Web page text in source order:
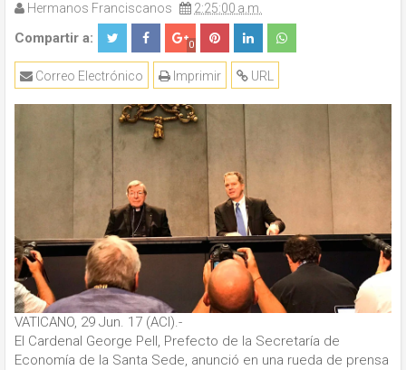
Hermanos Franciscanos 2:25:00 a.m.
Compartir a: 0
URL
Imprimir
Correo Electrónico
VATICANO, 29 Jun. 17 (ACI).-
El Cardenal George Pell, Prefecto de la Secretaría de
Economía de la Santa Sede, anunció en una rueda de prensa